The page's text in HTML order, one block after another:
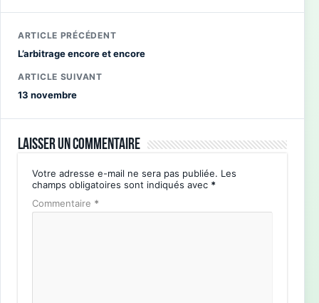
ARTICLE PRÉCÉDENT
L’arbitrage encore et encore
ARTICLE SUIVANT
13 novembre
Laisser un commentaire
Votre adresse e-mail ne sera pas publiée. Les
champs obligatoires sont indiqués avec *
Commentaire *